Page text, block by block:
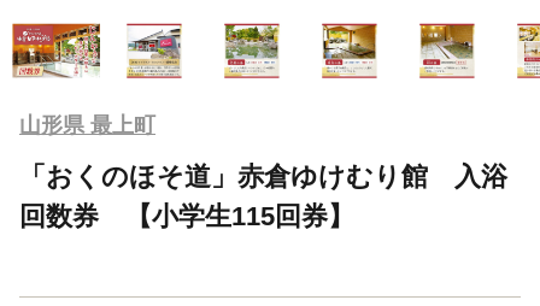
山形県 最上町
「おくのほそ道」赤倉ゆけむり館 入浴
回数券 【小学生115回券】